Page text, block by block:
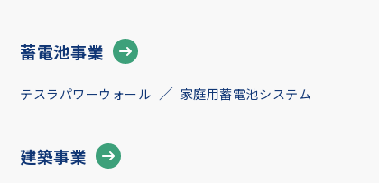
蓄電池事業
テスラパワーウォール 家庭用蓄電池システム
建築事業